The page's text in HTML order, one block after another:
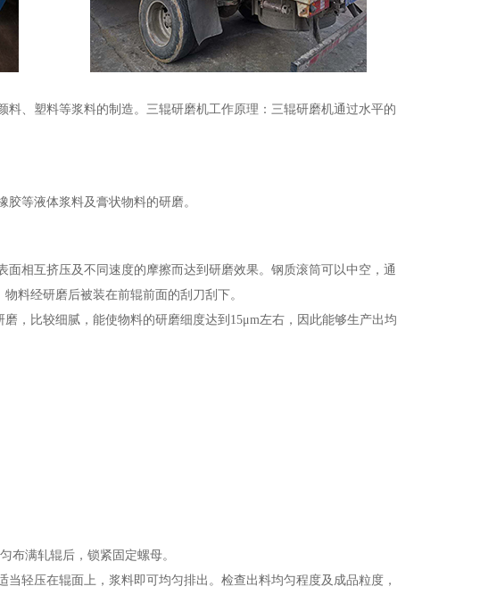
、塑料等浆料的制造。三辊研磨机工作原理：三辊研磨机通过水平的
等液体浆料及膏状物料的研磨。
相互挤压及不同速度的摩擦而达到研磨效果。钢质滚筒可以中空，通
料经研磨后被装在前辊前面的刮刀刮下。
，比较细腻，能使物料的研磨细度达到15μm左右，因此能够生产出均
布满轧辊后，锁紧固定螺母。
轻压在辊面上，浆料即可均匀排出。检查出料均匀程度及成品粒度，